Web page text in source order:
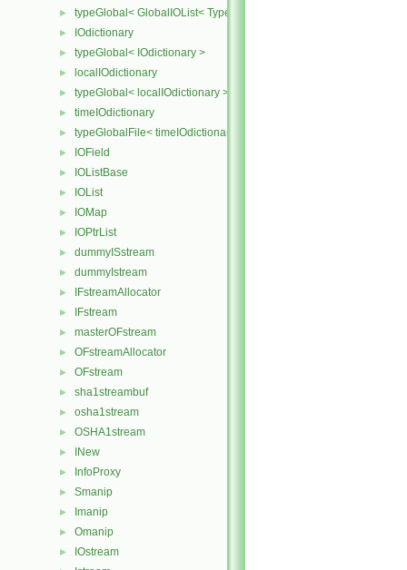
► typeGlobal< GlobalIOList< Type > >
► IOdictionary
► typeGlobal< IOdictionary >
► localIOdictionary
► typeGlobal< localIOdictionary >
► timeIOdictionary
► typeGlobalFile< timeIOdictionary >
► IOField
► IOListBase
► IOList
► IOMap
► IOPtrList
► dummyISstream
► dummyIstream
► IFstreamAllocator
► IFstream
► masterOFstream
► OFstreamAllocator
► OFstream
► sha1streambuf
► osha1stream
► OSHA1stream
► INew
► InfoProxy
► Smanip
► Imanip
► Omanip
► IOstream